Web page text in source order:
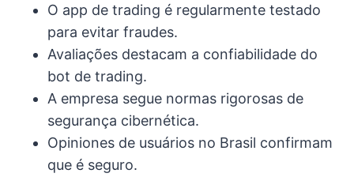
O app de trading é regularmente testado
para evitar fraudes.
Avaliações destacam a confiabilidade do
bot de trading.
A empresa segue normas rigorosas de
segurança cibernética.
Opiniones de usuários no Brasil confirmam
que é seguro.